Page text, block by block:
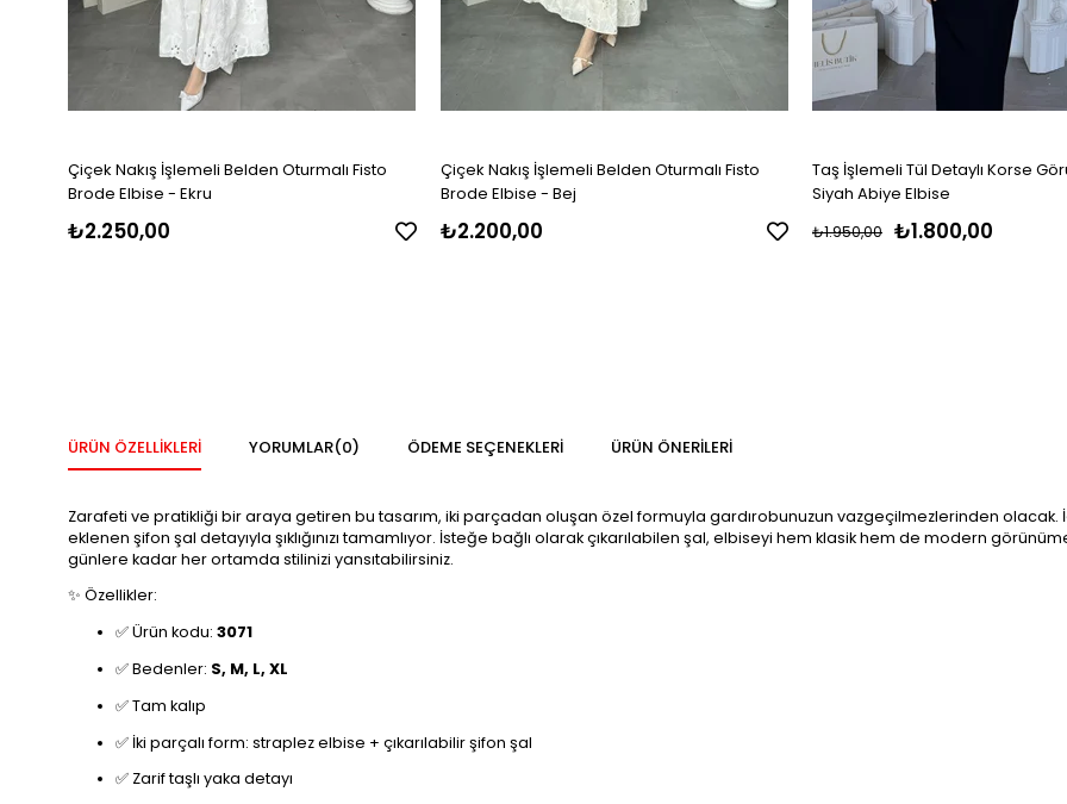
Çiçek Nakış İşlemeli Belden Oturmalı Fisto
Brode Elbise - Ekru
₺2.250,00
Çiçek Nakış İşlemeli Belden Oturmalı Fisto
Brode Elbise - Bej
₺2.200,00
Taş İşlemeli Tül Detaylı Korse
Siyah Abiye Elbise
₺1.800,00
₺1.950,00
ÜRÜN ÖZELLIKLERI YORUMLAR(0) ÖDEME SEÇENEKLERI ÜRÜN ÖNERILERI
Zarafeti ve pratikliği bir araya getiren bu tasarım, iki parçadan oluşan özel formuyla gardırobunuzun vazgeçilmezlerinden olacak.
eklenen şifon şal detayıyla şıklığınızı tamamlıyor. İsteğe bağlı olarak çıkarılabilen şal, elbiseyi hem klasik hem de modern
günlere kadar her ortamda stilinizi yansıtabilirsiniz.
✨ Özellikler:
✅ Ürün kodu: 3071
✅ Bedenler: S, M, L, XL
✅ Tam kalıp
✅ İki parçalı form: straplez elbise + çıkarılabilir şifon şal
✅ Zarif taşlı yaka detayı